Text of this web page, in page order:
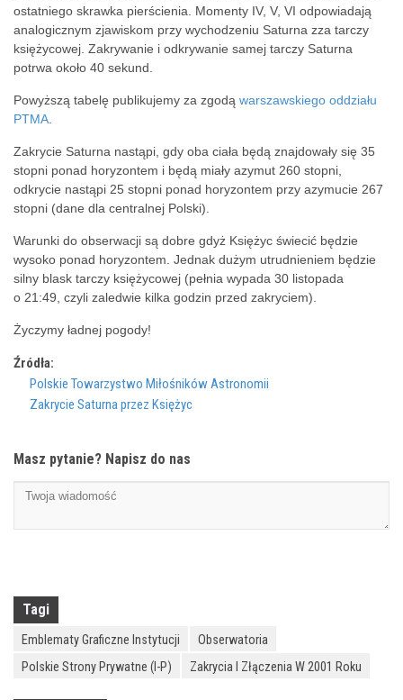
ostatniego skrawka pierścienia. Momenty IV, V, VI odpowiadają
analogicznym zjawiskom przy wychodzeniu Saturna zza tarczy
księżycowej. Zakrywanie i odkrywanie samej tarczy Saturna
potrwa około 40 sekund.
Powyższą tabelę publikujemy za zgodą warszawskiego oddziału
PTMA
Zakrycie Saturna nastąpi, gdy oba ciała będą znajdowały się 35
stopni ponad horyzontem i będą miały azymut 260 stopni,
odkrycie nastąpi 25 stopni ponad horyzontem przy azymucie 267
stopni (dane dla centralnej Polski).
Warunki do obserwacji są dobre gdyż Księżyc świecić będzie
wysoko ponad horyzontem. Jednak dużym utrudnieniem będzie
silny blask tarczy księżycowej (pełnia wypada 30 listopada
o 21:49, czyli zaledwie kilka godzin przed zakryciem).
Życzymy ładnej pogody!
Źródła:
Polskie Towarzystwo Miłośników Astronomii
Zakrycie Saturna przez Księżyc
Masz pytanie? Napisz do nas
Tagi
Emblematy Graficzne Instytucji
Obserwatoria
Polskie Strony Prywatne (I-P)
Zakrycia I Złączenia W 2001 Roku